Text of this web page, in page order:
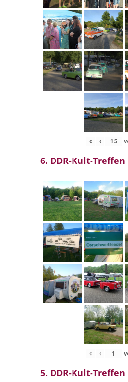
« ‹
6. DDR-Kult-Treffen
« ‹
5. DDR-Kult-